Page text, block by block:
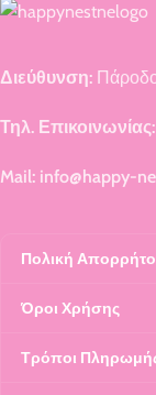
Διεύθυνση:
Τηλ. Επικοινωνίας:
Mail: info@happy-
Πολική
Όροι Χρήσης
Τρόποι